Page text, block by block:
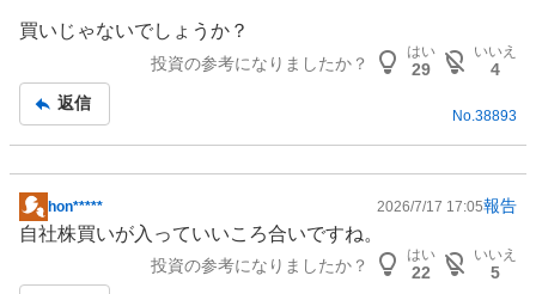
買いじゃないでしょうか？
投資の参考になりましたか？
はい
29
いいえ
4
返信
No. 38893
掲
示
hon***** 2026/7/17 17:05報告
自社株買いが入っていいころ合いですね。
投資の参考になりましたか？
はい
22
いいえ
5